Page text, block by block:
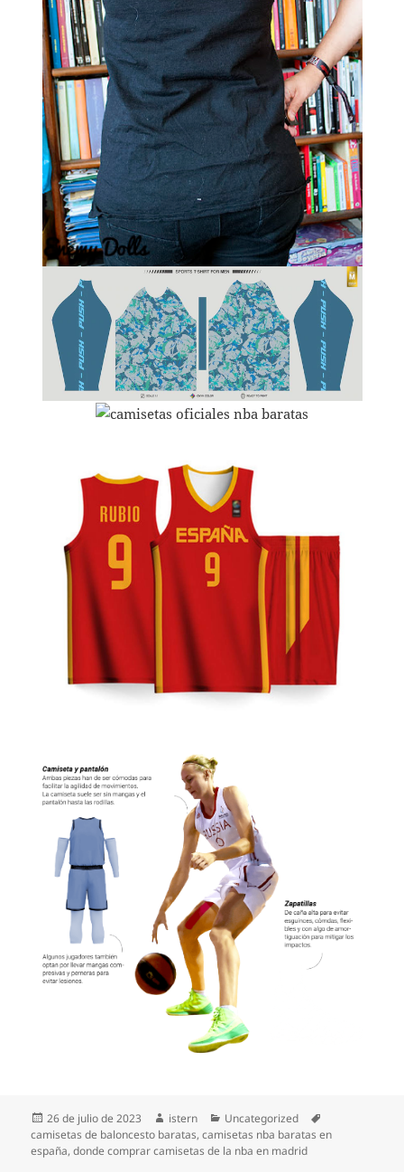
Publicado
el
26 de julio de 2023 Autor
istern Categorías
Uncategorized
camisetas de baloncesto baratas,camisetas nba baratas en
españa,donde comprar camisetas de la nba en madrid